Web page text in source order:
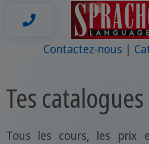
Contactez-nous
Tes
Tous les cours, les prix